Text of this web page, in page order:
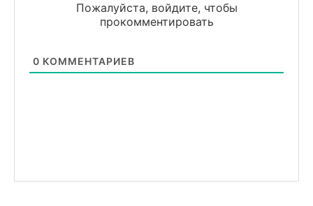
Пожалуйста, войдите, чтобы
прокомментировать
0 КОММЕНТАРИЕВ